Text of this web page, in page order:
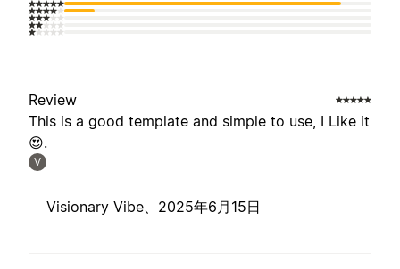
Review
This is a good template and simple to use, I Like it
😍.
V
Visionary Vibe、 2025年6月15日